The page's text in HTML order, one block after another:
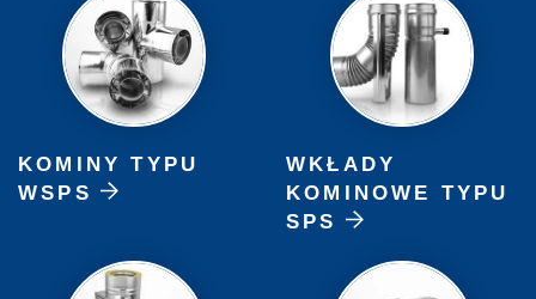
KOMINY TYPU
WSPS
WKŁADY
KOMINOWE TYPU
SPS